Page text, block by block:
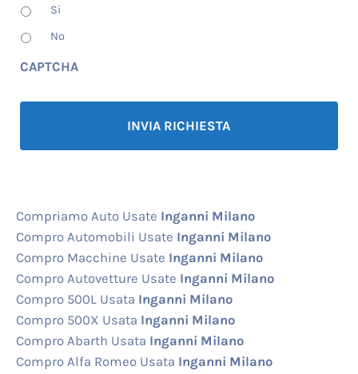
Si
No
CAPTCHA
Compriamo Auto Usate Inganni Milano
Compro Automobili Usate Inganni Milano
Compro Macchine Usate Inganni Milano
Compro Autovetture Usate Inganni Milano
Compro 500L Usata Inganni Milano
Compro 500X Usata Inganni Milano
Compro Abarth Usata Inganni Milano
Compro Alfa Romeo Usata Inganni Milano